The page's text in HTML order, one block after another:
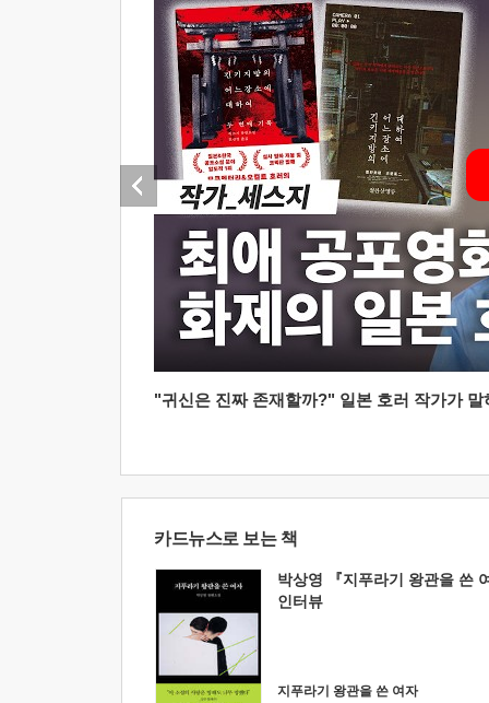
"귀신은 진짜 존재할까?" 일본 호러 작가가
카드뉴스로 보는 책
박상영 『지푸라기 왕관을 쓴
인터뷰
지푸라기 왕관을 쓴 여자